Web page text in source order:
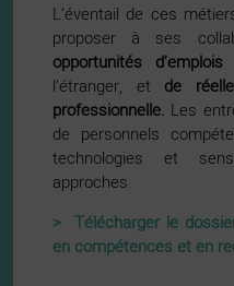
L’éventail de ces
proposer à ses
opportunités d’emplois
l’étranger, et de
professionnelle. Les
de personnels
technologies et
approches.
> Télécharger le
en compétences et en